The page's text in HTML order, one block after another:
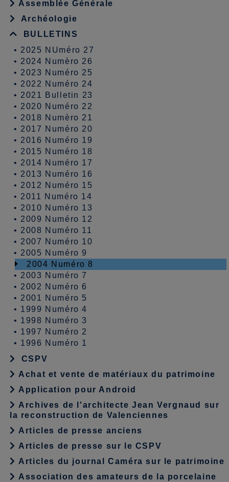
Assemblée Générale
Archéologie
BULLETINS
• 2025 NUméro 27
• 2024 Numèro 26
• 2023 Numéro 25
• 2022 Numéro 24
• 2021 Bulletin 23
• 2020 Numéro 22
• 2018 Numèro 21
• 2017 Numéro 20
• 2016 Numéro 19
• 2015 Numéro 18
• 2014 Numéro 17
• 2013 Numéro 16
• 2012 Numéro 15
• 2011 Numéro 14
• 2010 Numéro 13
• 2009 Numéro 12
• 2008 Numéro 11
• 2007 Numéro 10
• 2005 Numéro 9
2004 Numéro 8
• 2003 Numéro 7
• 2002 Numéro 6
• 2001 Numéro 5
• 1999 Numéro 4
• 1998 Numéro 3
• 1997 Numéro 2
• 1996 Numéro 1
CSPV
Achat et vente de matériaux du patrimoine
Application pour Android
Archives de l'architecte Jean Vergnaud sur
la reconstruction de Valenciennes
Articles de presse anciens
Articles de presse sur le CSPV
Articles du journal Caméra sur le patrimoine
Association des amateurs de la porcelaine